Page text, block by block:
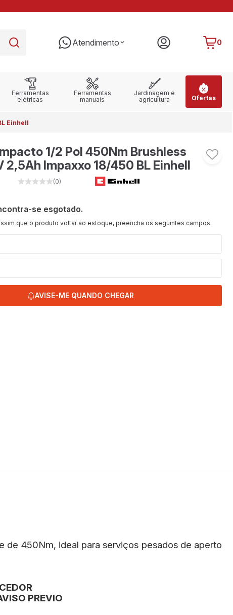
Atendimento 0
Ferramentas
elétricas
Ferramentas
manuais
Jardinagem e
agricultura
Ofertas
Einhell
1/2 Pol 450Nm Brushless
2,5Ah Impaxxo 18/450 BL Einhell
(0)
se esgotado.
que o produto voltar ao estoque, preencha os seguintes campos:
AVISE-ME QUANDO CHEGAR
450Nm, ideal para serviços pesados de aperto
PREVIO